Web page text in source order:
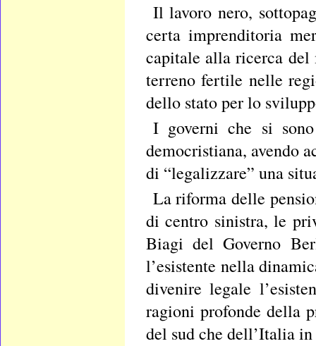
Il lavoro nero,
certa imprenditoria
capitale alla ricerca
terreno fertile nelle
dello stato per lo
I governi che si
democristiana, avendo
di “legalizzare” una
La riforma delle
di centro sinistra, le
Biagi del Governo
l’esistente nella
divenire legale
ragioni profonde della
del sud che dell’Italia in